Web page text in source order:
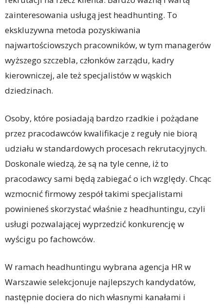
zainteresowania usługą jest headhunting. To
ekskluzywna metoda pozyskiwania
najwartościowszych pracowników, w tym managerów
wyższego szczebla, członków zarządu, kadry
kierowniczej, ale też specjalistów w wąskich
dziedzinach.
Osoby, które posiadają bardzo rzadkie i pożądane
przez pracodawców kwalifikacje z reguły nie biorą
udziału w standardowych procesach rekrutacyjnych.
Doskonale wiedzą, że są na tyle cenne, iż to
pracodawcy sami będą zabiegać o ich względy. Chcąc
wzmocnić firmowy zespół takimi specjalistami
powinieneś skorzystać właśnie z headhuntingu, czyli
usługi pozwalającej wyprzedzić konkurencję w
wyścigu po fachowców.
W ramach headhuntingu wybrana agencja HR w
Warszawie selekcjonuje najlepszych kandydatów,
następnie dociera do nich własnymi kanałami i